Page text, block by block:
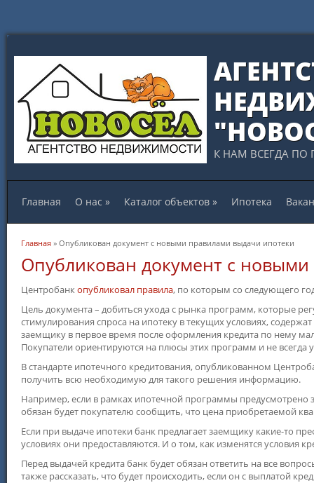
К НАМ ВСЕГДА ПО
Главная О нас » Каталог объектов » Ипотека
Вы здесь
Главная » Опубликован документ с новыми правилами выдачи ипотеки
Опубликован документ с
Центробанк опубликовал правила, по которым со следующего
Цель документа – добиться ухода с рынка программ, которые
стимулирования спроса на ипотеку в текущих условиях,
заемщику в первое время после оформления кредита по нему
Покупатели ориентируются на плюсы этих программ и не всегда
В стандарте ипотечного кредитования, опубликованном
получить всю необходимую для такого решения информацию.
Например, если в рамках ипотечной программы предусмотрено
обязан будет покупателю сообщить, что цена приобретаемой
Если при выдаче ипотеки банк предлагает заемщику какие-то
условиях они предоставляются. И о том, как изменятся условия
Перед выдачей кредита банк будет обязан ответить на все
также рассказать, что будет происходить, если он с выплатой